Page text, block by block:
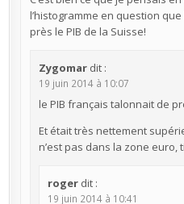
l’histogramme en question
près le PIB de la Suisse!
Zygomar dit :
19 juin 2014 à 10:07
le PIB français talonnait de
Et était très nettement
n’est pas dans la zone euro,
roger dit :
19 juin 2014 à 10:41